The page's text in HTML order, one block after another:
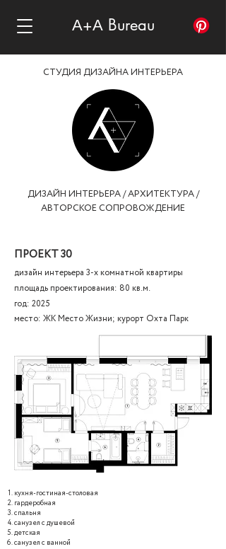
А+А Bureau
СТУДИЯ ДИЗАЙНА ИНТЕРЬЕРА
ДИЗАЙН ИНТЕРЬЕРА / АРХИТЕКТУРА /
АВТОРСКОЕ СОПРОВОЖДЕНИЕ
ПРОЕКТ 30
дизайн интерьера 3-х комнатной квартиры
площадь проектирования: 80 кв.м.
год: 2025
место: ЖК Место Жизни; курорт Охта Парк
кухня-гостиная-столовая
гардеробная
спальня
санузел с душевой
детская
санузел с ванной